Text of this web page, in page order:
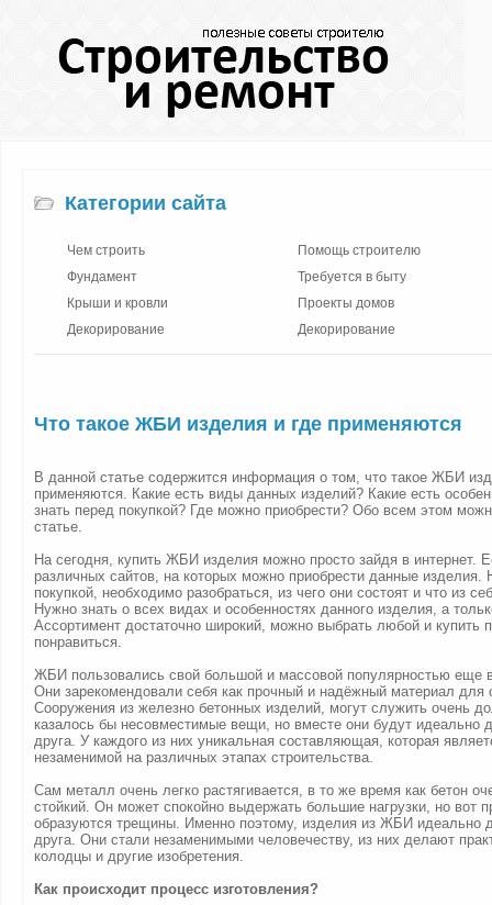
Категории сайта
Чем строить
Фундамент
Крыши и кровли
Декорирование
Помощь строителю
Требуется в быту
Проекты домов
Декорирование
Что такое ЖБИ изделия и где применяются
В данной статье содержится информация о том, что такое ЖБИ
применяются. Какие есть виды данных изделий? Какие есть
знать перед покупкой? Где можно приобрести? Обо всем этом
статье.
На сегодня, купить ЖБИ изделия можно просто зайдя в интернет.
различных сайтов, на которых можно приобрести данные изделия.
покупкой, необходимо разобраться, из чего они состоят и что из
Нужно знать о всех видах и особенностях данного изделия, а
Ассортимент достаточно широкий, можно выбрать любой и купить
понравиться.
ЖБИ пользовались свой большой и массовой популярностью еще
Они зарекомендовали себя как прочный и надёжный материал для
Сооружения из железно бетонных изделий, могут служить очень
казалось бы несовместимые вещи, но вместе они будут идеально
друга. У каждого из них уникальная составляющая, которая
незаменимой на различных этапах строительства.
Сам металл очень легко растягивается, в то же время как бетон
стойкий. Он может спокойно выдержать большие нагрузки, но вот
образуются трещины. Именно поэтому, изделия из ЖБИ идеально
друга. Они стали незаменимыми человечеству, из них делают
колодцы и другие изобретения.
Как происходит процесс изготовления?